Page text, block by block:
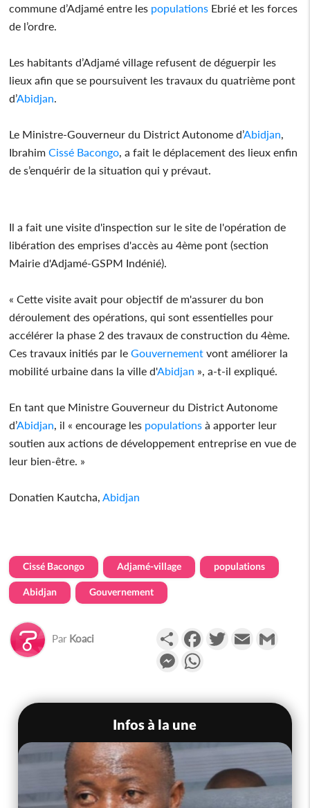
commune d’Adjamé entre les populations Ebrié et les forces
de l’ordre.
Les habitants d’Adjamé village refusent de déguerpir les
lieux afin que se poursuivent les travaux du quatrième pont
d’Abidjan
Le Ministre-Gouverneur du District Autonome d’Abidjan
IbrahimCissé Bacongo , a fait le déplacement des lieux enfin
de s’enquérir de la situation qui y prévaut.
Il a fait une visite d'inspection sur le site de l'opération de
libération des emprises d'accès au 4ème pont (section
Mairie d'Adjamé-GSPM Indénié).
« Cette visite avait pour objectif de m'assurer du bon
déroulement des opérations, qui sont essentielles pour
accélérer la phase 2 des travaux de construction du 4ème.
Ces travaux initiés par leGouvernement vont améliorer la
mobilité urbaine dans la ville d'Abidjan », a-t-il expliqué.
En tant que Ministre Gouverneur du District Autonome
d’Abidjan , il « encourage les populations à apporter leur
soutien aux actions de développement entreprise en vue de
leur bien-être. »
Donatien Kautcha, Abidjan
Cissé Bacongo Adjamé-village populations
Abidjan Gouvernement
Par Koaci PartagerFacebookTwitterEmail
Messenger
Infos à la une